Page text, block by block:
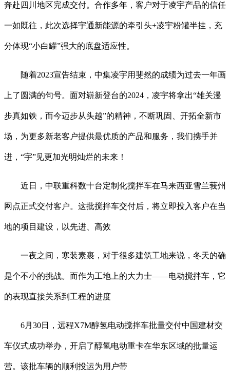
奔赴四川地区完成交付。合作多年，客户对于凌宇产品的信任
一如既往，此次选择宇通新能源的牵引头+凌宇粉罐半挂，充
分体现“小白罐”强大的底盘适应性。
随着2023宣告结束，中集凌宇用斐然的成绩为过去一年画
上了圆满的句号。面对崭新登台的2024，凌宇将拿出“雄关漫
步真如铁，而今迈步从头越”的精神，不断巩固、开拓全新市
场，为更多新老客户提供最优质的产品和服务，我们携手并
进，“宇”见更加光明灿烂的未来！
近日，中联重科数十台定制化搅拌车在马来西亚雪兰莪州
网点正式交付客户。这批搅拌车交付后，将立即投入客户在当
地的项目建设，以先进、高效
一夜之间，寒装素裹，对于很多建筑工地来说，冬天的确
是个不小的挑战。而作为工地上的大力士——电动搅拌车，它
的表现直接关系到工程的进度
6月30日，远程X7M醇氢电动搅拌车批量交付中国建材交
车仪式成功举办，开启了醇氢电动重卡在华东区域的批量运
营。该批车辆的顺利投运为用户带